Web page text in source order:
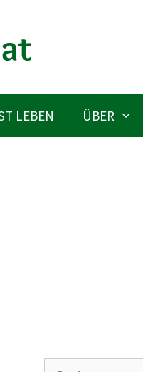
LEBEN ÜBER